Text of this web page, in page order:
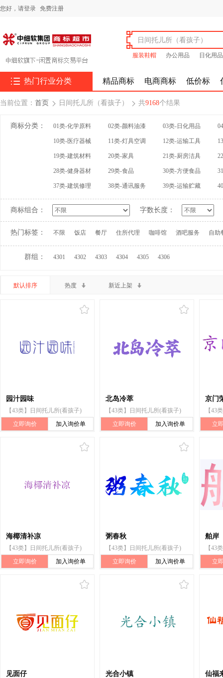
您好， 请登录 免费注册
服装鞋帽 办公用品 日化用品
 热门行业分类 精品商标 电商商标 低价标
当前位置： 首页  日间托儿所（看孩子）  共9168个结果
商标分类： 01类-化学原料 02类-颜料油漆 03类-日化用品
10类-医疗器械 11类-灯具空调 12类-运输工具
19类-建筑材料 20类-家具 21类-厨房洁具
28类-健身器材 29类-食品 30类-方便食品
37类-建筑修理 38类-通讯服务 39类-运输贮藏
商标组合： 字数长度：
热门标签： 不限 饭店 餐厅 住所代理 咖啡馆 酒吧服务 自助
群组： 4301 4302 4303 4304 4305 4306
默认排序 热度 新近上架
园汁园味
【43类】日间托儿所(看孩子)
立即询价
加入询价单
北岛冷萃
【43类】日间托儿所(看孩子)
立即询价
加入询价单
京门
【43
立
海椰清补凉
【43类】日间托儿所(看孩子)
立即询价
加入询价单
粥春秋
【43类】日间托儿所(看孩子)
立即询价
加入询价单
舶岸
【43
立
见面仔 光合小镇 仙福